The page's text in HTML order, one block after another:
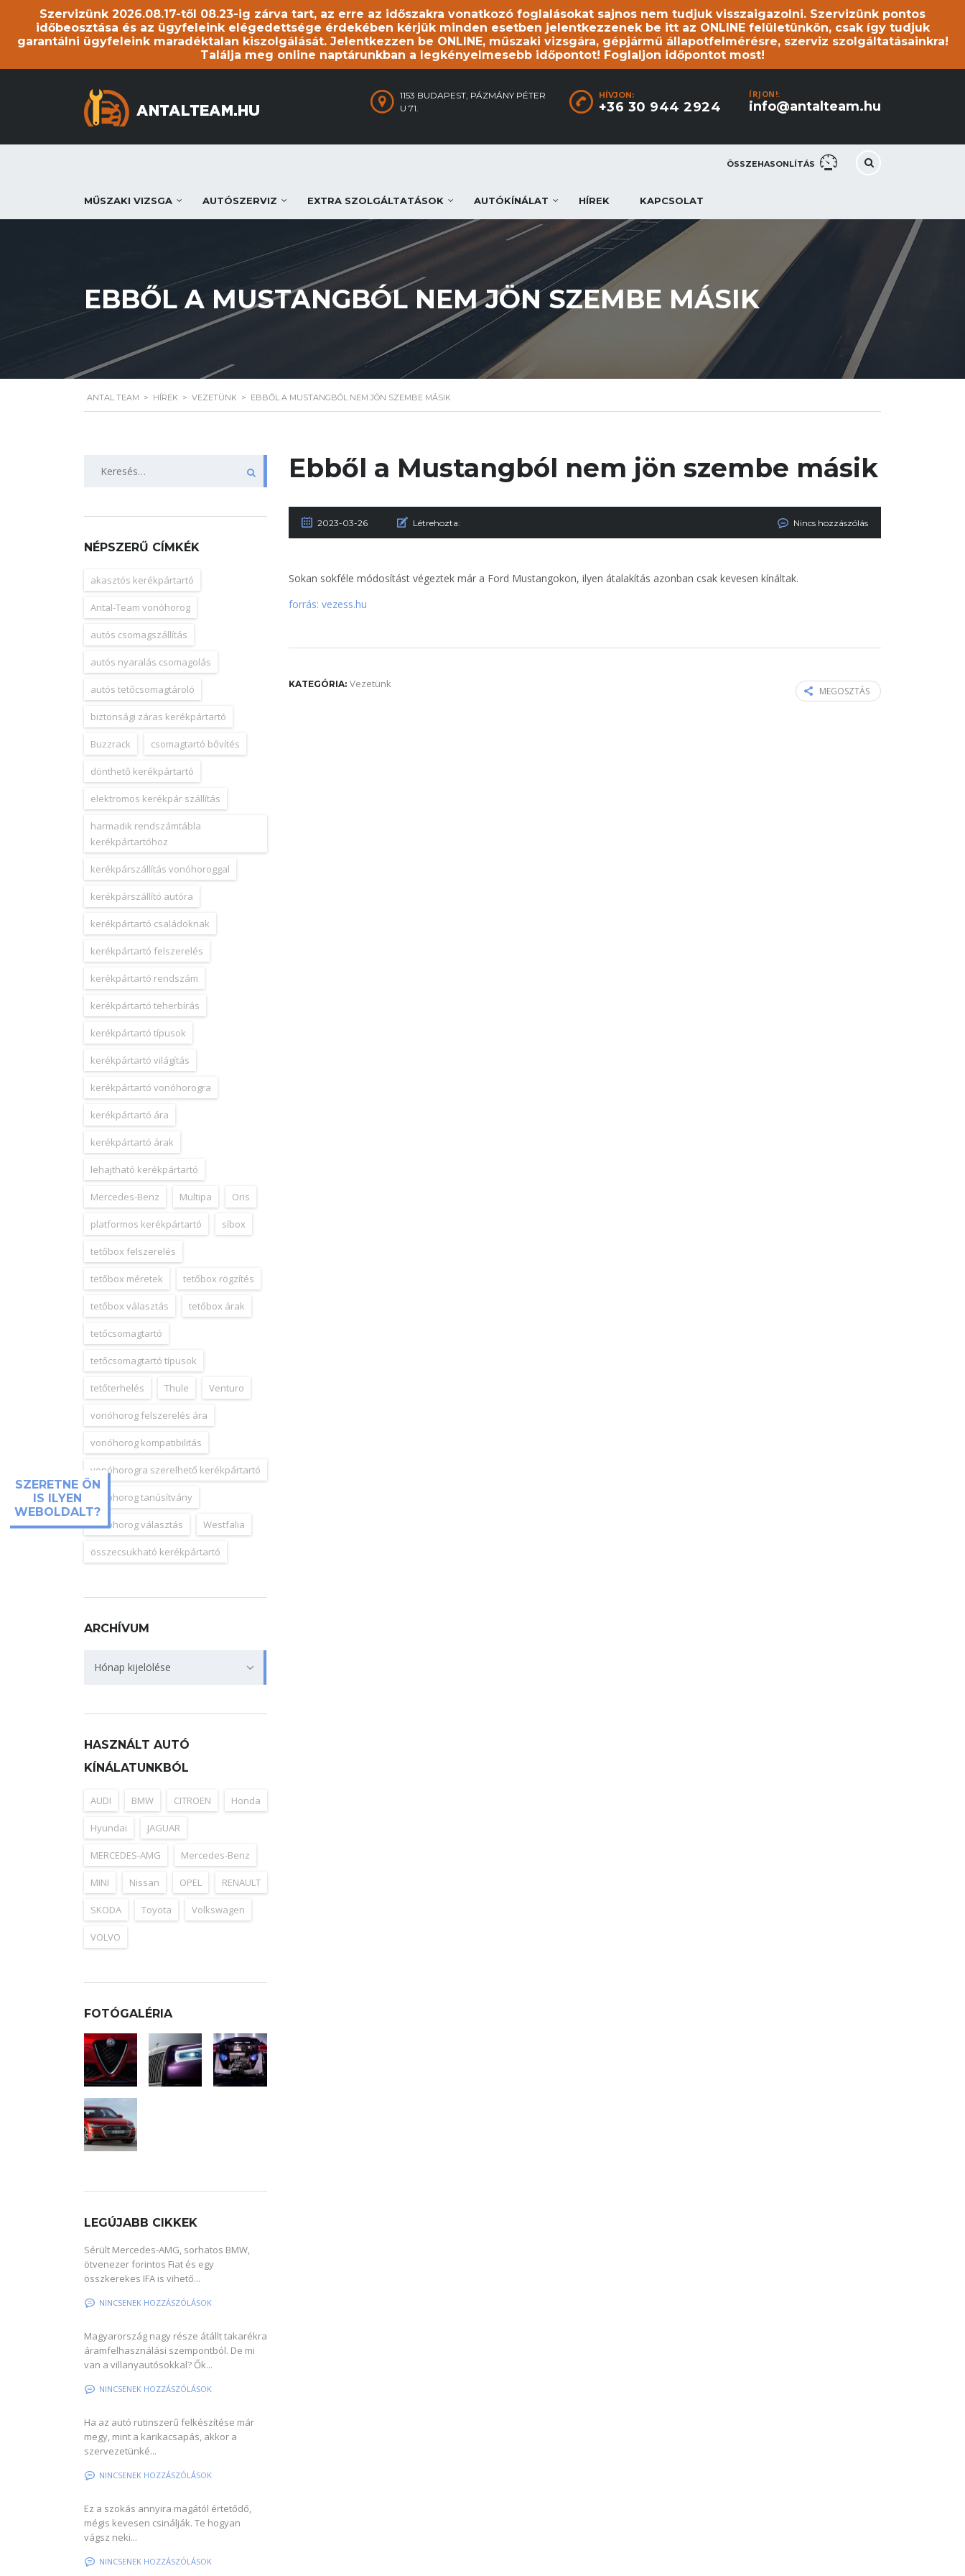
Szervizünk 2026.08.17-től 08.23-ig zárva tart, az erre az időszakra vonatkozó foglalásokat sajnos nem tudjuk visszaigazolni. Szervizünk pontos
időbeosztása és az ügyfeleink elégedettsége érdekében kérjük minden esetben jelentkezzenek be itt az ONLINE felületünkön, csak így tudjuk
garantálni ügyfeleink maradéktalan kiszolgálását. Jelentkezzen be ONLINE, műszaki vizsgára, gépjármű állapotfelmérésre, szerviz szolgáltatásainkra!
Találja meg online naptárunkban a legkényelmesebb időpontot! Foglaljon időpontot most!
SZERETNE ÖN
IS ILYEN
WEBOLDALT?
ÍRJON!:
info@antalteam.hu
HÍVJON:
+36 30 944 2924
1153 BUDAPEST, PÁZMÁNY PÉTER
U 71.
ÖSSZEHASONLÍTÁS
MŰSZAKI VIZSGA AUTÓSZERVIZ EXTRA SZOLGÁLTATÁSOK AUTÓKÍNÁLAT HÍREK KAPCSOLAT
EBBŐL A MUSTANGBÓL NEM JÖN SZEMBE MÁSIK
ANTAL TEAM > HÍREK > VEZETÜNK > EBBŐL A MUSTANGBÓL NEM JÖN SZEMBE MÁSIK
Ebből a Mustangból nem jön szembe másik
2023-03-26 Létrehozta: Nincs hozzászólás
Sokan sokféle módosítást végeztek már a Ford Mustangokon, ilyen átalakítás azonban csak kevesen kínáltak.
forrás: vezess.hu
KATEGÓRIA: Vezetünk
MEGOSZTÁS
NÉPSZERŰ CÍMKÉK
akasztós kerékpártartó
Antal-Team vonóhorog
autós csomagszállítás
autós nyaralás csomagolás
autós tetőcsomagtároló
biztonsági záras kerékpártartó
Buzzrack csomagtartó bővítés
dönthető kerékpártartó
elektromos kerékpár szállítás
harmadik rendszámtábla
kerékpártartóhoz
kerékpárszállítás vonóhoroggal
kerékpárszállító autóra
kerékpártartó családoknak
kerékpártartó felszerelés
kerékpártartó rendszám
kerékpártartó teherbírás
kerékpártartó típusok
kerékpártartó világítás
kerékpártartó vonóhorogra
kerékpártartó ára
kerékpártartó árak
lehajtható kerékpártartó
Mercedes-Benz Multipa Oris
platformos kerékpártartó síbox
tetőbox felszerelés
tetőbox méretek tetőbox rögzítés
tetőbox választás tetőbox árak
tetőcsomagtartó
tetőcsomagtartó típusok
tetőterhelés Thule Venturo
vonóhorog felszerelés ára
vonóhorog kompatibilitás
vonóhorogra szerelhető kerékpártartó
vonóhorog tanúsítvány
vonóhorog választás Westfalia
összecsukható kerékpártartó
ARCHÍVUM
Hónap kijelölése
HASZNÁLT AUTÓ
KÍNÁLATUNKBÓL
AUDI BMW CITROEN Honda
Hyundai JAGUAR
MERCEDES-AMG Mercedes-Benz
MINI Nissan OPEL RENAULT
SKODA Toyota Volkswagen
VOLVO
FOTÓGALÉRIA
LEGÚJABB CIKKEK
Sérült Mercedes-AMG, sorhatos BMW,
ötvenezer forintos Fiat és egy
összkerekes IFA is vihető...
NINCSENEK HOZZÁSZÓLÁSOK
Magyarország nagy része átállt takarékra
áramfelhasználási szempontból. De mi
van a villanyautósokkal? Ők...
NINCSENEK HOZZÁSZÓLÁSOK
Ha az autó rutinszerű felkészítése már
megy, mint a karikacsapás, akkor a
szervezetünké...
NINCSENEK HOZZÁSZÓLÁSOK
Ez a szokás annyira magától értetődő,
mégis kevesen csinálják. Te hogyan
vágsz neki...
NINCSENEK HOZZÁSZÓLÁSOK